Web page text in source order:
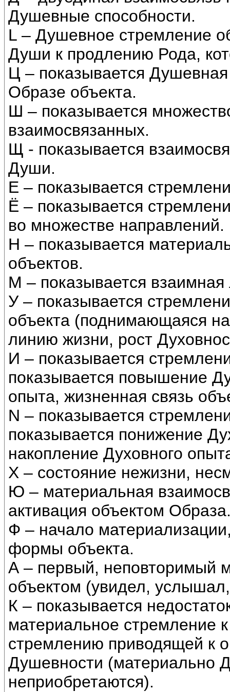
Душевные способности.
L – Душевное стремление
Души к продлению Рода,
Ц – показывается
Образе объекта.
Ш – показывается
взаимосвязанных.
Щ - показывается
Души.
Е – показывается
Ё – показывается
во множестве направлений.
Н – показывается
объектов.
М – показывается
У – показывается
объекта (поднимающаяся
линию жизни, рост
И – показывается
показывается повышение
опыта, жизненная связь
N – показывается
показывается понижение
накопление Духовного
Х – состояние нежизни,
Ю – материальная
активация объектом
Ф – начало
формы объекта.
А – первый, неповторимый
объектом (увидел,
К – показывается
материальное стремление
стремлению приводящей к
Душевности (материально
неприобретаются).